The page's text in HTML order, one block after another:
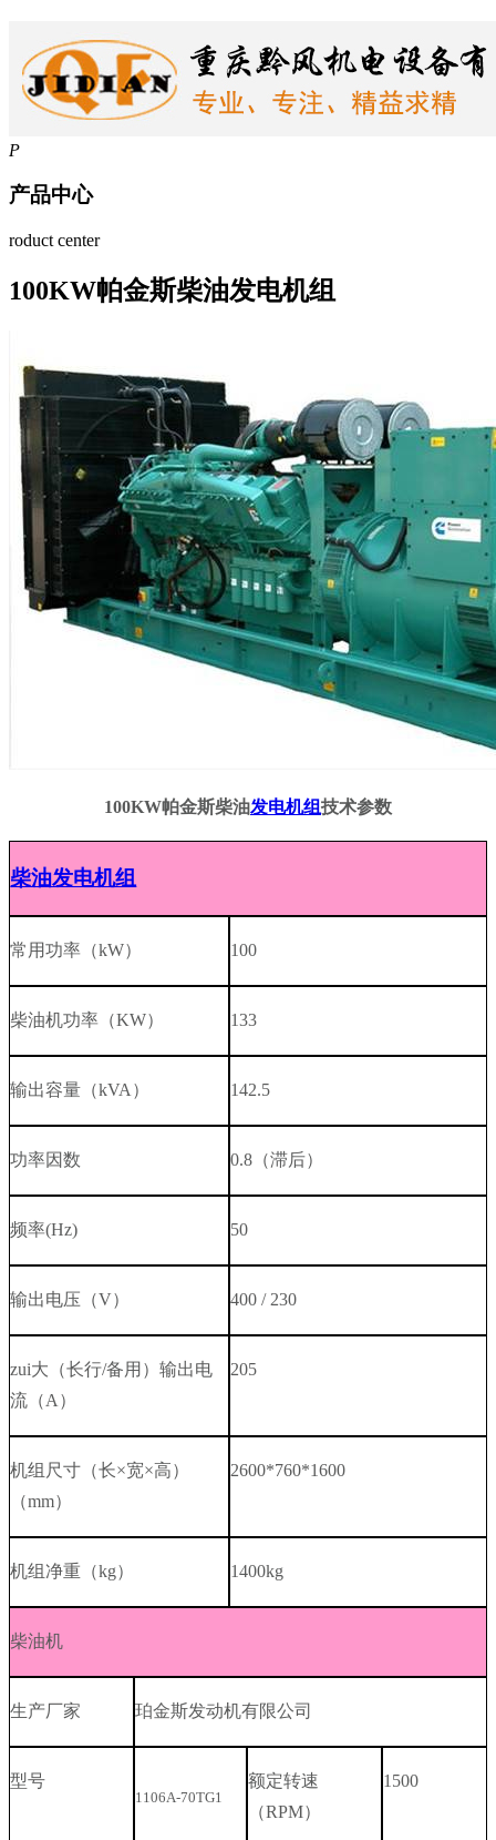
P
产品中心
roduct center
100KW帕金斯柴油发电机组
100KW帕金斯柴油发电机组技术参数
柴油发电机组
常用功率（kW） 100
柴油机功率（KW） 133
输出容量（kVA ） 142.5
功率因数 0.8 （滞后）
频率(Hz) 50
输出电压（V） 400 / 230
zui大（长行/备用）输出电
流（A ）
205
机组尺寸（长×宽×高）
（mm）
2600*760*1600
机组净重（kg） 1400kg
柴油机
生产厂家 珀金斯发动机有限公司
型号
1106A-70TG1
额定转速
（RPM）
1500